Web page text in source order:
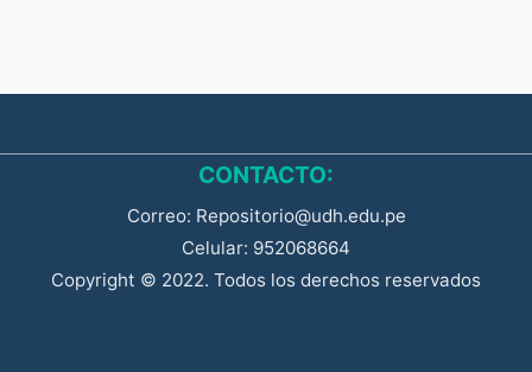
CONTACTO:
Correo: Repositorio@udh.edu.pe
Celular: 952068664
Copyright © 2022. Todos los derechos reservados